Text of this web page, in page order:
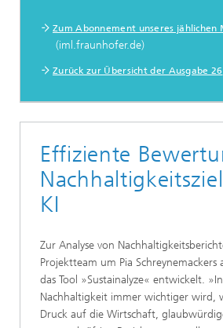
Zum Abonnement unseres jählichen
(iml.fraunhofer.de)
Zurück zur Übersicht der Ausgabe 26
Effiziente
KI
Zur Analyse von
Projektteam um Pia Schreynemackers
das Tool »Sustainalyze« entwickelt.
Nachhaltigkeit immer wichtiger wird,
Druck auf die Wirtschaft,